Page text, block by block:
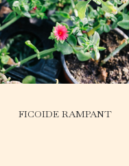
FICOIDE RAMPANT